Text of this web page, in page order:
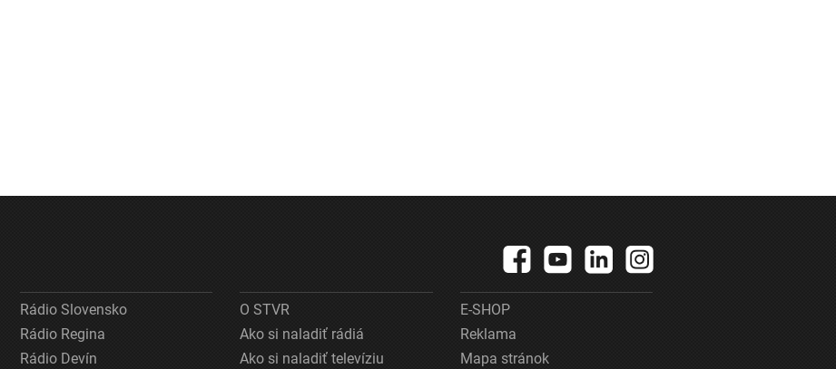
Rádio Slovensko
Rádio Regina
Rádio Devín
O STVR
Ako si naladiť rádiá
Ako si naladiť televíziu
E-SHOP
Reklama
Mapa stránok